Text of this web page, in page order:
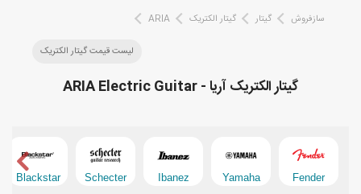
سیم گیتار
تجهیزات استودیویی
ساز و ادوات موسیقی
سازفروش گیتار گیتار الکتریک ARIA
لیست قیمت گیتار الکتریک
گیتار الکتریک آریا - ARIA Electric Guitar
Fender
Yamaha
Ibanez
Schecter
Blackstar